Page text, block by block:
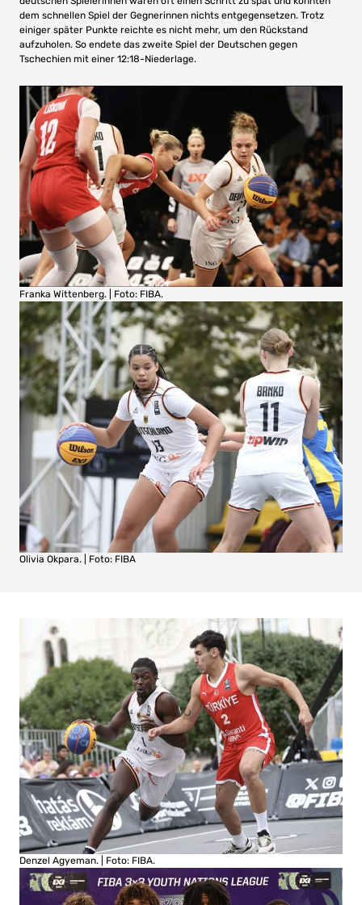
dem schnellen Spiel der Gegnerinnen nichts entgegensetzen. Trotz
einiger später Punkte reichte es nicht mehr, um den Rückstand
aufzuholen. So endete das zweite Spiel der Deutschen gegen
Tschechien mit einer 12:18-Niederlage.
Franka Wittenberg. | Foto: FIBA.
Olivia Okpara. | Foto: FIBA
Denzel Agyeman. | Foto: FIBA.